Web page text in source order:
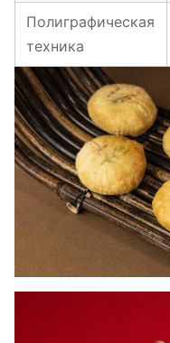
Полиграфическая
техника